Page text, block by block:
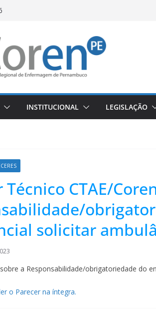
INSTITUCIONAL LEGISLAÇÃO
Técnico CTAE/
solicitar
a Responsabilidade/obrigatoriedade do
o Parecer na íntegra.